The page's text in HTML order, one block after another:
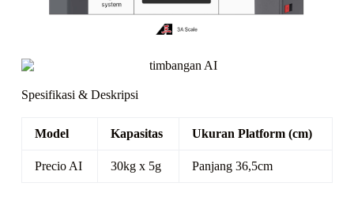
Spesifikasi & Deskripsi
Model Kapasitas Ukuran Platform (cm)
Precio AI 30kg x 5g Panjang 36,5cm